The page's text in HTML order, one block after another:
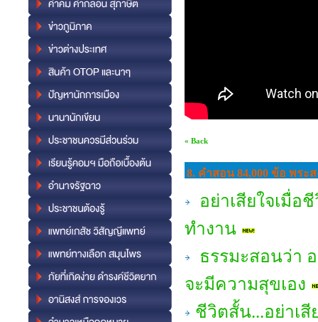
« Back
8. คำสอน 84,000 ข้อ พระ
อย่าเสียใจเมื่อ
ทำงาน
ธรรมะสอนว่า
จะมีความสุขเอง
ชีวิตสั้น...อย่าเ